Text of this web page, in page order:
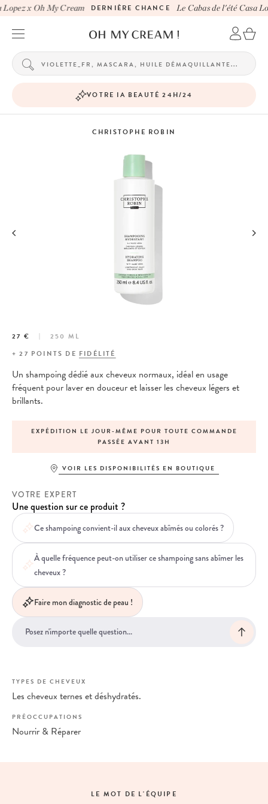
x Oh My Cream DERNIÈRE CHANCE Le Cabas de l'été Casa
VOTRE IA BEAUTÉ 24H/24
CHRISTOPHE ROBIN
27 €
250 ML
+27 POINTS DE FIDÉLITÉ
Un shampoing dédié aux cheveux normaux, idéal en usage
fréquent pour laver en douceur et laisser les cheveux légers et
brillants.
EXPÉDITION LE JOUR-MÊME POUR TOUTE COMMANDE
PASSÉE AVANT 13H
VOIR LES DISPONIBILITÉS EN BOUTIQUE
VOTRE EXPERT
Une question sur ce produit ?
Ce shampoing convient-il aux cheveux abîmés ou colorés ?
À quelle fréquence peut-on utiliser ce shampoing sans abîmer les
cheveux ?
Faire mon diagnostic de peau !
TYPES DE CHEVEUX
Les cheveux ternes et déshydratés.
PRÉOCCUPATIONS
Nourrir & Réparer
LE MOT DE L'ÉQUIPE